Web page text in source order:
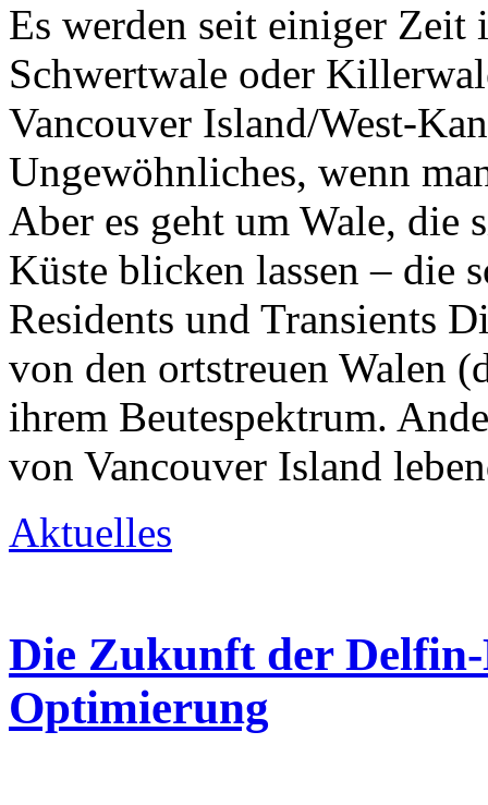
Es werden seit einiger Zeit
Schwertwale oder
Vancouver Island/West-
Ungewöhnliches, wenn
Aber es geht um Wale, die
Küste blicken lassen – die
Residents und Transients
von den ortstreuen Walen
ihrem Beutespektrum.
von Vancouver Island
Aktuelles
Die Zukunft der
Optimierung